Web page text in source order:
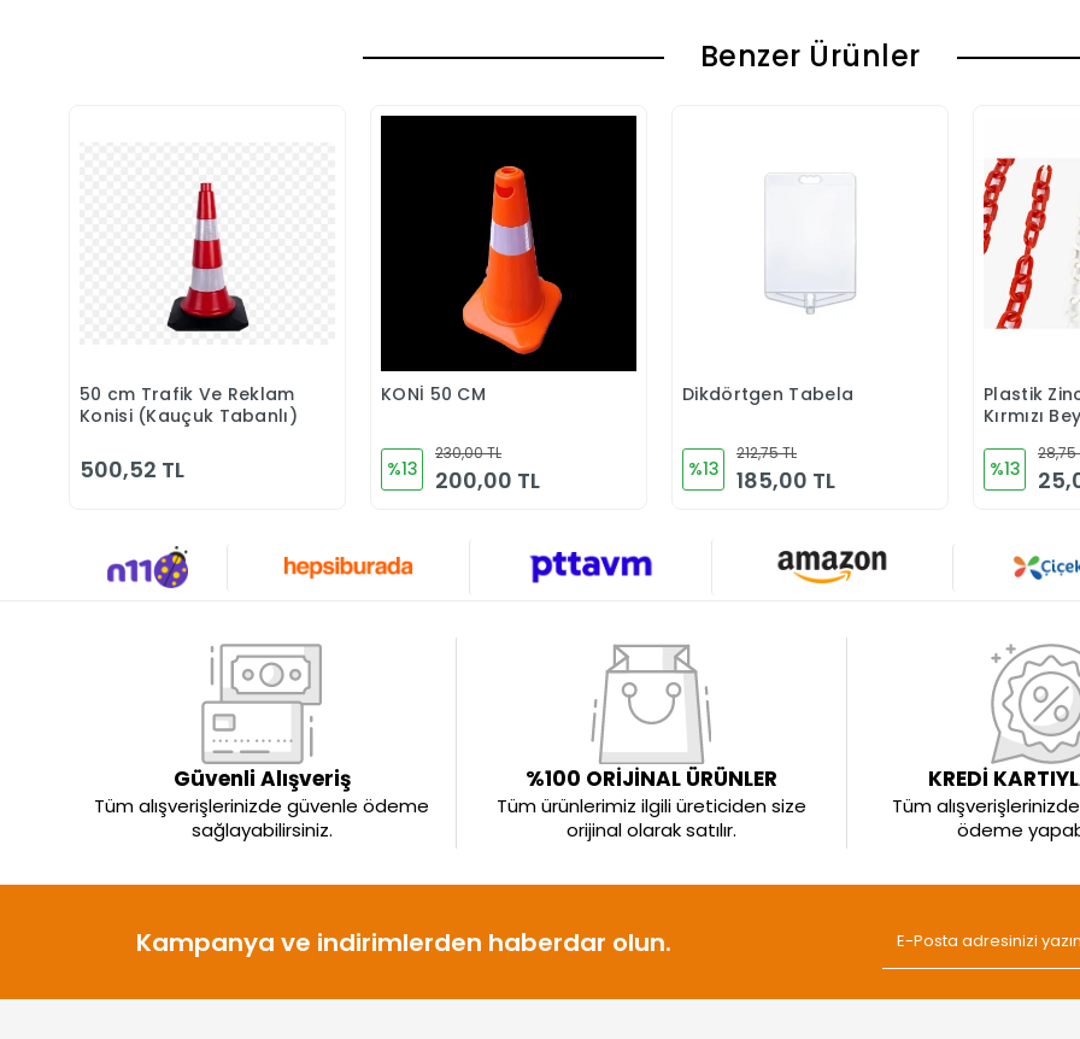
Benzer Ürünler
Sepete Ekle
50 cm Trafik Ve Reklam
Konisi (Kauçuk Tabanlı)
500,52 TL
Sepete Ekle
KONİ 50 CM
%13
230,00 TL
200,00 TL
Sepete Ekle
Dikdörtgen Tabela
%13
212,75 TL
185,00 TL
Plastik
Kırmızı
%13
28,75
Güvenli Alışveriş
Tüm alışverişlerinizde güvenle ödeme
sağlayabilirsiniz.
%100 ORİJİNAL ÜRÜNLER
Tüm ürünlerimiz ilgili üreticiden size
orijinal olarak satılır.
KREDİ
Tüm
ödeme
Kampanya ve indirimlerden haberdar olun.